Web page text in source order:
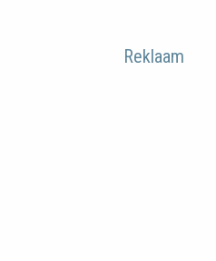
Reklaam